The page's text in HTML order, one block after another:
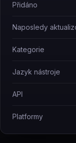
Přidáno
Naposledy
Kategorie
Jazyk nástroje
API
Platformy